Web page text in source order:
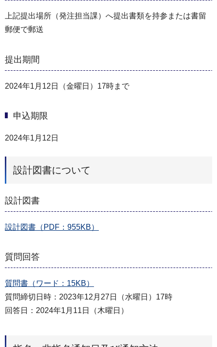
上記提出場所（発注担当課）へ提出書類を持参または書留
郵便で郵送
提出期間
2024年1月12日（金曜日）17時まで
申込期限
2024年1月12日
設計図書について
設計図書
設計図書（PDF：955KB）
質問回答
質問書（ワード：15KB）
質問締切日時：2023年12月27日（水曜日）17時
回答日：2024年1月11日（木曜日）